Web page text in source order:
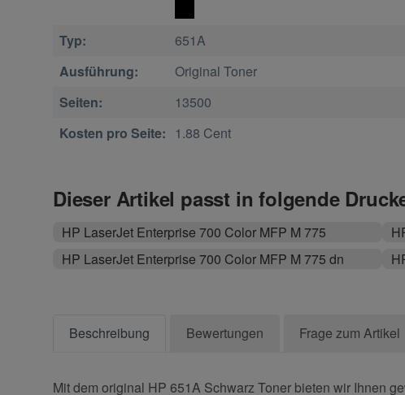
Typ:
651A
Ausführung:
Original Toner
Seiten:
13500
Kosten pro Seite: 1.88 Cent
Dieser Artikel passt in folgende
HP LaserJet Enterprise 700 Color MFP M 775
HP LaserJet Enterprise 700 Color MFP M 775 dn
Beschreibung Bewertungen Frage zum Artikel
Mit dem original HP 651A Schwarz Toner bieten wir Ihnen